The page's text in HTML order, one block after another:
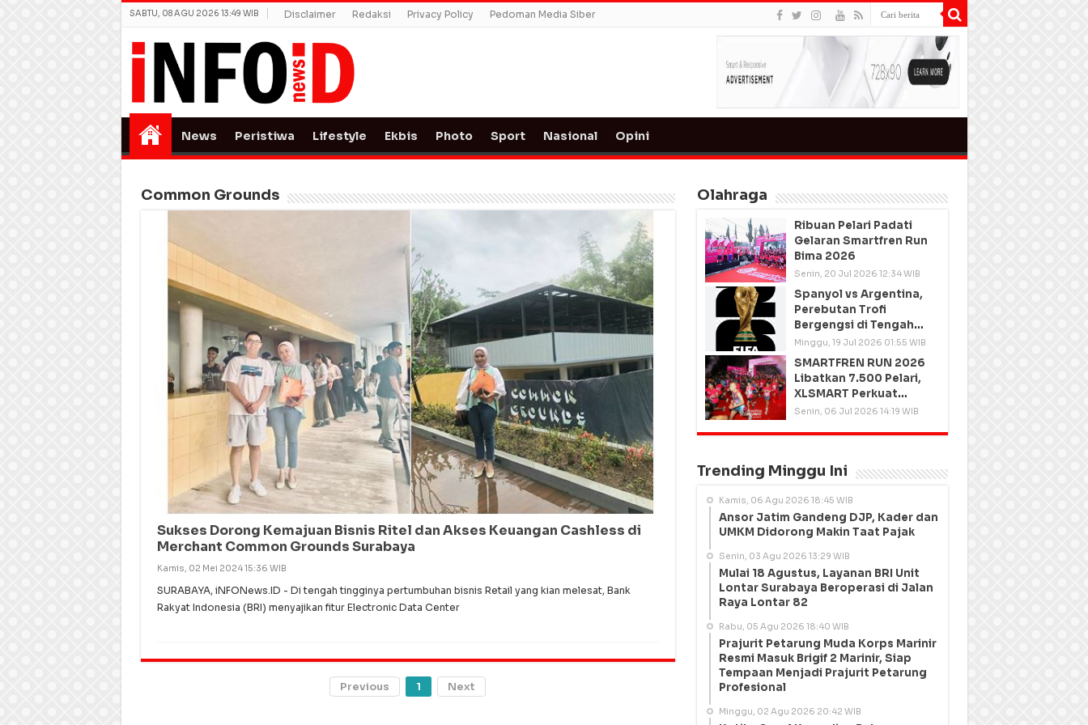
SABTU, 08 AGU 2026 13:49 WIB Disclaimer Redaksi Privacy Policy Pedoman Media Siber
News Peristiwa Lifestyle Ekbis Photo Sport Nasional Opini
Common Grounds
Sukses Dorong Kemajuan Bisnis Ritel dan Akses Keuangan Cashless di
Merchant Common Grounds Surabaya
Kamis, 02 Mei 2024 15:36 WIB
SURABAYA, iNFONews.ID - Di tengah tingginya pertumbuhan bisnis Retail yang kian melesat, Bank
Rakyat Indonesia (BRI) menyajikan fitur Electronic Data Center
Previous 1 Next
Olahraga
Ribuan Pelari Padati
Gelaran Smartfren Run
Bima 2026
Senin, 20 Jul 2026 12:34 WIB
Spanyol vs Argentina,
Perebutan Trofi
Bergengsi di Tengah
Semangat Persatuan
Minggu, 19 Jul 2026 01:55 WIB
SMARTFREN RUN 2026
Libatkan 7.500 Pelari,
XLSMART Perkuat
Kedekatan dengan
Senin, 06 Jul 2026 14:19 WIB
Trending Minggu Ini
Kamis, 06 Agu 2026 18:45 WIB
Ansor Jatim Gandeng DJP, Kader dan
UMKM Didorong Makin Taat Pajak
Senin, 03 Agu 2026 13:29 WIB
Mulai 18 Agustus, Layanan BRI Unit
Lontar Surabaya Beroperasi di Jalan
Raya Lontar 82
Rabu, 05 Agu 2026 18:40 WIB
Prajurit Petarung Muda Korps Marinir
Resmi Masuk Brigif 2 Marinir, Siap
Tempaan Menjadi Prajurit Petarung
Profesional
Minggu, 02 Agu 2026 20:42 WIB